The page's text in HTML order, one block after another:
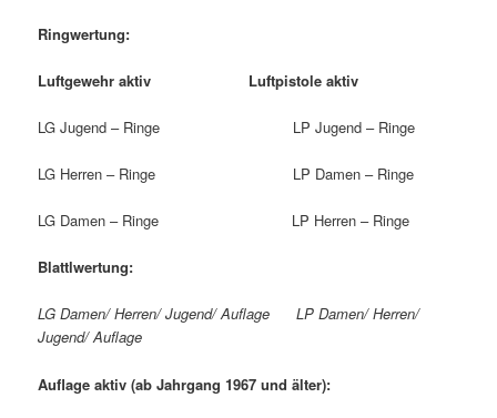
Ringwertung:
Luftgewehr aktiv Luftpistole aktiv
LG Jugend – Ringe LP Jugend – Ringe
LG Herren – Ringe LP Damen – Ringe
LG Damen – Ringe LP Herren – Ringe
Blattlwertung:
LG Damen/ Herren/ Jugend/ Auflage LP Damen/ Herren/
Jugend/ Auflage
Auflage aktiv(ab Jahrgang 1967 und älter):